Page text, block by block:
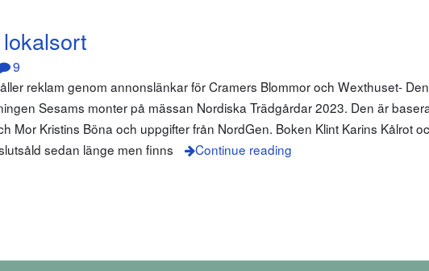
9
reklam genom annonslänkar för Cramers Blommor och Wexthuset-
Sesams monter på mässan Nordiska Trädgårdar 2023. Den är
Mor Kristins Böna och uppgifter från NordGen. Boken Klint Karins Kålrot
sedan länge men finns
Continue reading